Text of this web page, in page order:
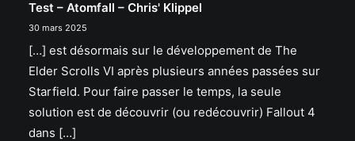
Test – Atomfall – Chris' Klippel
30 mars 2025
[…] est désormais sur le développement de The
Elder Scrolls VI après plusieurs années passées sur
Starfield. Pour faire passer le temps, la seule
solution est de découvrir (ou redécouvrir) Fallout 4
dans […]